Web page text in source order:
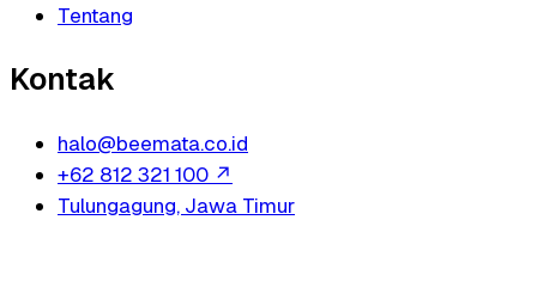
Tentang
Kontak
halo@beemata.co.id
+62 812 321 100 ↗
Tulungagung, Jawa Timur